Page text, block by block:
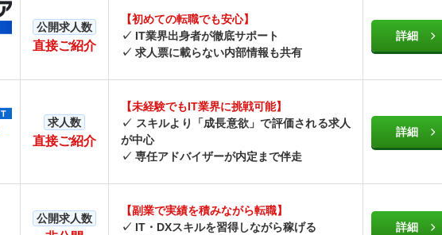
公開求人数
直接ご紹介
【初めての転職でも安心】
✓ IT業界出身者が徹底サポート
✓ 求人票に載らない内部情報も共有
詳細
求人数
直接ご紹介
【未経験でもIT業界に挑戦可能】
✓ スキルより「成長意欲」で評価される求人
が中心
✓ 専任アドバイザーが内定まで伴走
詳細
公開求人数
【副業で実績を積みながら転職】
✓ IT・DXスキルを習得しながら稼げる
詳細